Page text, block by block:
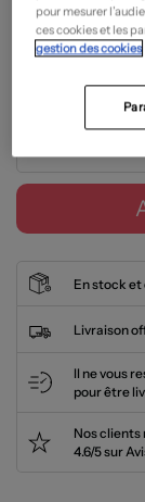
55,00€
Prix boutique : 109,99€
Guide des
En stock et
Livraison
Il ne vous
pour être
Nos clients
4.6/5 sur
pour mesurer
ces cookies et les
gestion des cookies